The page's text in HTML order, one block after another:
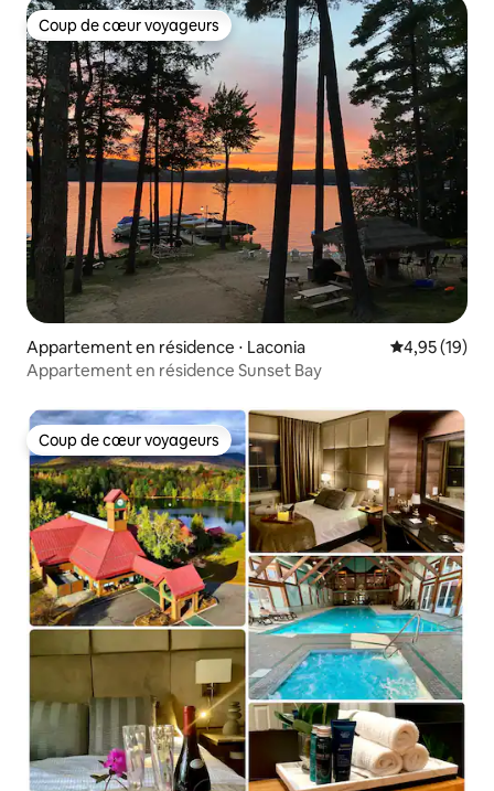
Coup de cœur voyageurs
Coup de cœur voyageurs
Appartement en résidence ⋅ Laconia Évaluation
4,95 (19)
Appartement en résidence Sunset Bay
Coup de cœur voyageurs
Coup de cœur voyageurs